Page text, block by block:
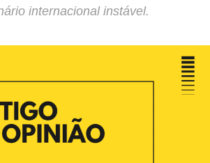
internacional instável.